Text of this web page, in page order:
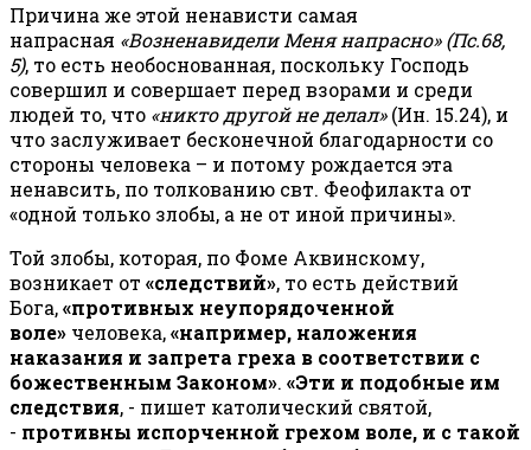
Причина же этой ненависти самая
напрасная «Возненавидели Меня напрасно» (Пс.68,
5), то есть необоснованная, поскольку Господь
совершил и совершает перед взорами и среди
людей то, что «никто другой не делал»(Ин. 15.24), и
что заслуживает бесконечной благодарности со
стороны человека – и потому рождается эта
ненавсить, по толкованию свт. Феофилакта от
«одной только злобы, а не от иной причины».
Той злобы, которая, по Фоме Аквинскому,
возникает от «следствий», то есть действий
Бога,«противных неупорядоченной
воле» человека,«например, наложения
наказания и запрета греха в соответствии с
божественным Законом». «Эти и подобные им
следствия, - пишет католический святой,
- противны испорченной грехом воле, и с такой